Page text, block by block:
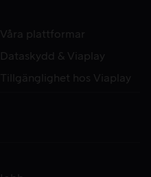
Våra plattformar
Dataskydd & Viaplay
Tillgänglighet hos Viaplay